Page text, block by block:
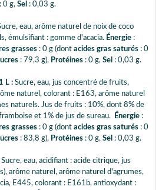
: 0 g, Sel : 0,03 g.
eau, arôme naturel de noix de coco
émulsifiant : gomme d'acacia. Énergie :
grasses : 0 g (dont acides gras saturés : 0
: 79,3 g), Protéines : 0 g, Sel : 0,03 g.
L : Sucre, eau, jus concentré de fruits,
naturel, colorant : E163, arôme naturel
naturels. Jus de fruits : 10%, dont 8% de
et 1% de jus de sureau.
Énergie :
grasses : 0 g (dont acides gras saturés : 0
: 83,8 g), Protéines : 0 g, Sel : 0,03 g.
Sucre, eau, acidifiant : acide citrique, jus
arôme naturel, arôme naturel d'agrumes,
E445, colorant : E161b, antioxydant :